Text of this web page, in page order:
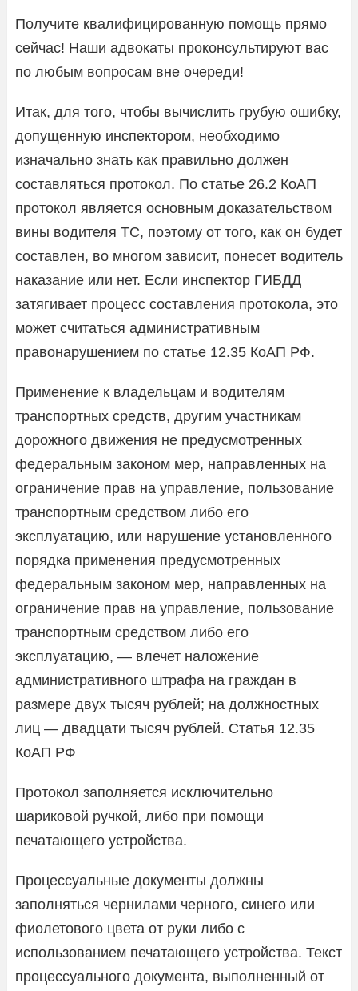
Получите квалифицированную помощь прямо
сейчас! Наши адвокаты проконсультируют вас
по любым вопросам вне очереди!
Итак, для того, чтобы вычислить грубую ошибку,
допущенную инспектором, необходимо
изначально знать как правильно должен
составляться протокол. По статье 26.2 КоАП
протокол является основным доказательством
вины водителя ТС, поэтому от того, как он будет
составлен, во многом зависит, понесет водитель
наказание или нет. Если инспектор ГИБДД
затягивает процесс составления протокола, это
может считаться административным
правонарушением по статье 12.35 КоАП РФ.
Применение к владельцам и водителям
транспортных средств, другим участникам
дорожного движения не предусмотренных
федеральным законом мер, направленных на
ограничение прав на управление, пользование
транспортным средством либо его
эксплуатацию, или нарушение установленного
порядка применения предусмотренных
федеральным законом мер, направленных на
ограничение прав на управление, пользование
транспортным средством либо его
эксплуатацию, — влечет наложение
административного штрафа на граждан в
размере двух тысяч рублей; на должностных
лиц — двадцати тысяч рублей. Статья 12.35
КоАП РФ
Протокол заполняется исключительно
шариковой ручкой, либо при помощи
печатающего устройства.
Процессуальные документы должны
заполняться чернилами черного, синего или
фиолетового цвета от руки либо с
использованием печатающего устройства. Текст
процессуального документа, выполненный от